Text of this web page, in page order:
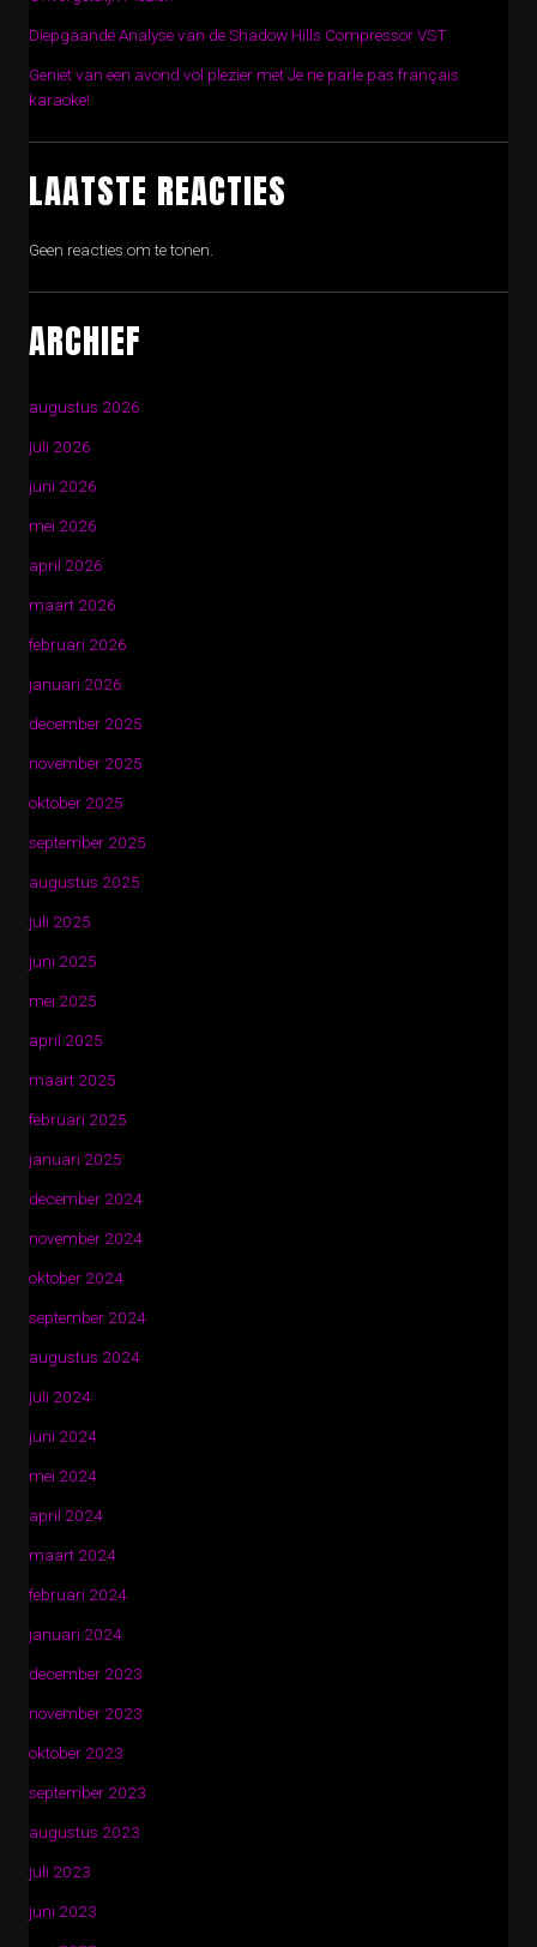
Diepgaande Analyse van de Shadow Hills Compressor VST
Geniet van een avond vol plezier met Je ne parle pas français
karaoke!
LAATSTE REACTIES
Geen reacties om te tonen.
ARCHIEF
augustus 2026
juli 2026
juni 2026
mei 2026
april 2026
maart 2026
februari 2026
januari 2026
december 2025
november 2025
oktober 2025
september 2025
augustus 2025
juli 2025
juni 2025
mei 2025
april 2025
maart 2025
februari 2025
januari 2025
december 2024
november 2024
oktober 2024
september 2024
augustus 2024
juli 2024
juni 2024
mei 2024
april 2024
maart 2024
februari 2024
januari 2024
december 2023
november 2023
oktober 2023
september 2023
augustus 2023
juli 2023
juni 2023